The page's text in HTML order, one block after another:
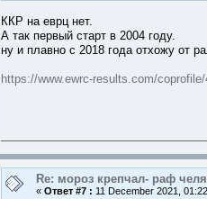
ККР на еврц нет.
А так первый старт в 2004 году.
ну и плавно с 2018 года отхожу от
https://www.ewrc-results.com/
Re: мороз крепчал- раф
« Ответ #7 : 11 December 2021,